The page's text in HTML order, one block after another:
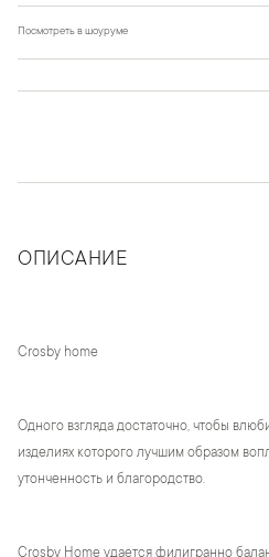
Посмотреть в шоуруме
ОПИСАНИЕ
Crosby home
Одного взгляда достаточно, чтобы
изделиях которого лучшим образом
утонченность и благородство.
Crosby Home удается филигранно